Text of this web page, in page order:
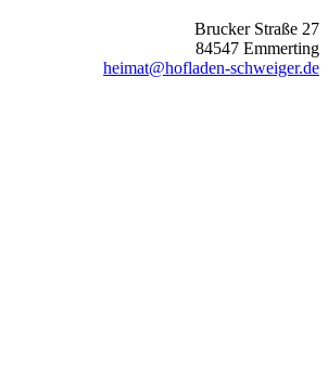
Brucker Straße 27
84547 Emmerting
heimat@hofladen-schweiger.de